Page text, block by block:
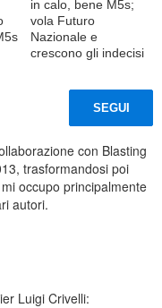
in calo, bene M5s;
vola Futuro
Nazionale e
crescono gli indecisi
SEGUI
con Blasting
trasformandosi poi
occupo principalmente
autori.
Luigi Crivelli: